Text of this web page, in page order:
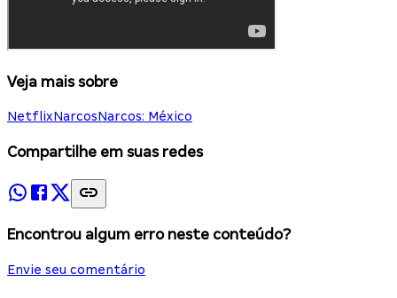
Veja mais sobre
NetflixNarcosNarcos: México
Compartilhe em suas redes
Encontrou algum erro neste conteúdo?
Envie seu comentário